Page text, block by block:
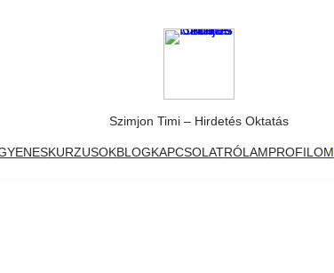
Szimjon Timi – Hirdetés Oktatás
KURZUSOKBLOGKAPCSOLATRÓLAMPROFILOM